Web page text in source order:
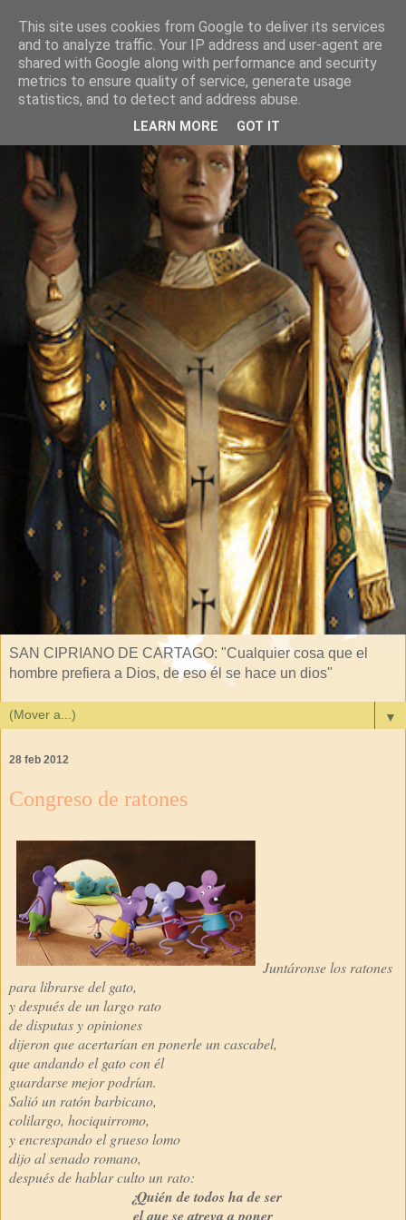
SAN CIPRIANO DE CARTAGO: "Cualquier cosa que el
hombre prefiera a Dios, de eso él se hace un dios"
▼
28 feb 2012
Congreso de ratones
Juntáronse los ratones
para librarse del gato,
y después de un largo rato
de disputas y opiniones
dijeron que acertarían en ponerle un cascabel,
que andando el gato con él
guardarse mejor podrían.
Salió un ratón barbicano,
colilargo, hociquirromo,
y encrespando el grueso lomo
dijo al senado romano,
después de hablar culto un rato:
¿Quién de todos ha de ser
el que se atreva a poner
This site uses cookies from Google to deliver its services
and to analyze traffic. Your IP address and user-agent are
shared with Google along with performance and security
metrics to ensure quality of service, generate usage
statistics, and to detect and address abuse.
LEARN MORE GOT IT